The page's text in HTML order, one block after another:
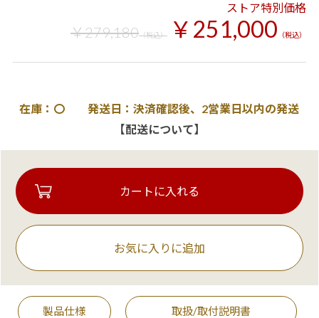
ストア特別価格
￥279,180（税込） ￥251,000 （税込）
在庫：〇 発送日：決済確認後、2営業日以内の発送
【配送について】
お気に入りに追加
製品仕様 取扱/取付説明書